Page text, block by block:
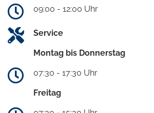
09:00 - 12:00 Uhr
Service
Montag bis Donnerstag
07:30 - 17:30 Uhr
Freitag